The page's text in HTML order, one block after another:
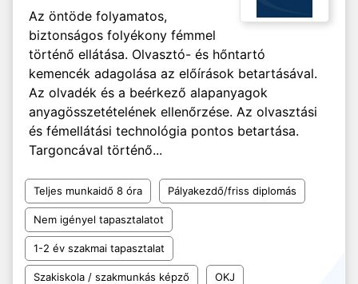
Az öntöde folyamatos,
biztonságos folyékony fémmel
történő ellátása. Olvasztó- és hőntartó
kemencék adagolása az előírások betartásával.
Az olvadék és a beérkező alapanyagok
anyagösszetételének ellenőrzése. Az olvasztási
és fémellátási technológia pontos betartása.
Targoncával történő...
Teljes munkaidő 8 óra Pályakezdő/friss diplomás
Nem igényel tapasztalatot
1-2 év szakmai tapasztalat
Szakiskola / szakmunkás képző OKJ